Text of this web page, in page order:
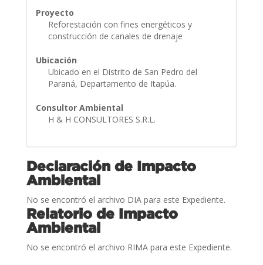
Proyecto
Reforestación con fines energéticos y
construcción de canales de drenaje
Ubicación
Ubicado en el Distrito de San Pedro del
Paraná, Departamento de Itapúa.
Consultor Ambiental
H & H CONSULTORES S.R.L.
Declaración de Impacto
Ambiental
No se encontró el archivo DIA para este Expediente.
Relatorio de Impacto
Ambiental
No se encontró el archivo RIMA para este Expediente.